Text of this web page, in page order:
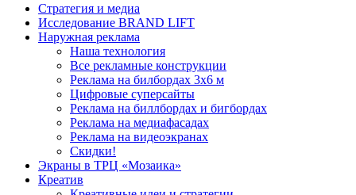
Стратегия и медиа
Исследование BRAND LIFT
Наружная реклама
Наша технология
Все рекламные конструкции
Реклама на билбордах 3х6 м
Цифровые суперсайты
Реклама на биллбордах и бигбордах
Реклама на медиафасадах
Реклама на видеоэкранах
Скидки!
Экраны в ТРЦ «Мозаика»
Креатив